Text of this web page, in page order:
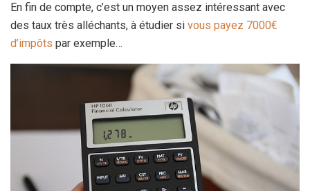
En fin de compte, c’est un moyen assez intéressant avec
des taux très alléchants, à étudier si vous payez 7000€
d’impôts par exemple…